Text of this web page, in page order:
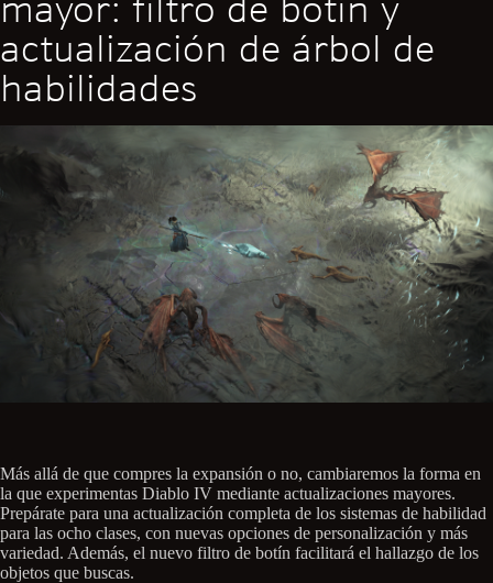
actualización de árbol de
habilidades
Más allá de que compres la expansión o no, cambiaremos la forma en
la que experimentas Diablo IV mediante actualizaciones mayores.
Prepárate para una actualización completa de los sistemas de habilidad
para las ocho clases, con nuevas opciones de personalización y más
variedad. Además, el nuevo filtro de botín facilitará el hallazgo de los
objetos que buscas.